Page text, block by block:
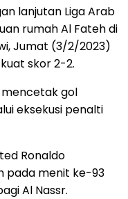
lanjutan Liga Arab
rumah Al Fateh di
Jumat (3/2/2023)
skor 2-2.
gol
eksekusi penalti
Ronaldo
pada menit ke-93
Al Nassr.